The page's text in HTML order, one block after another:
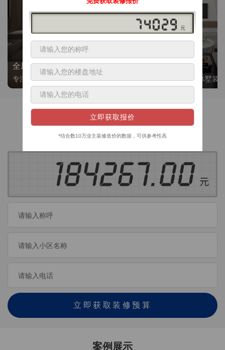
全屋整装
专注整装24年，高标准，选美迪 十年后仍爱我家
别墅大平层
高端私人定制，整体墅装
获取装修预算
立即获取装修预算
案例展示